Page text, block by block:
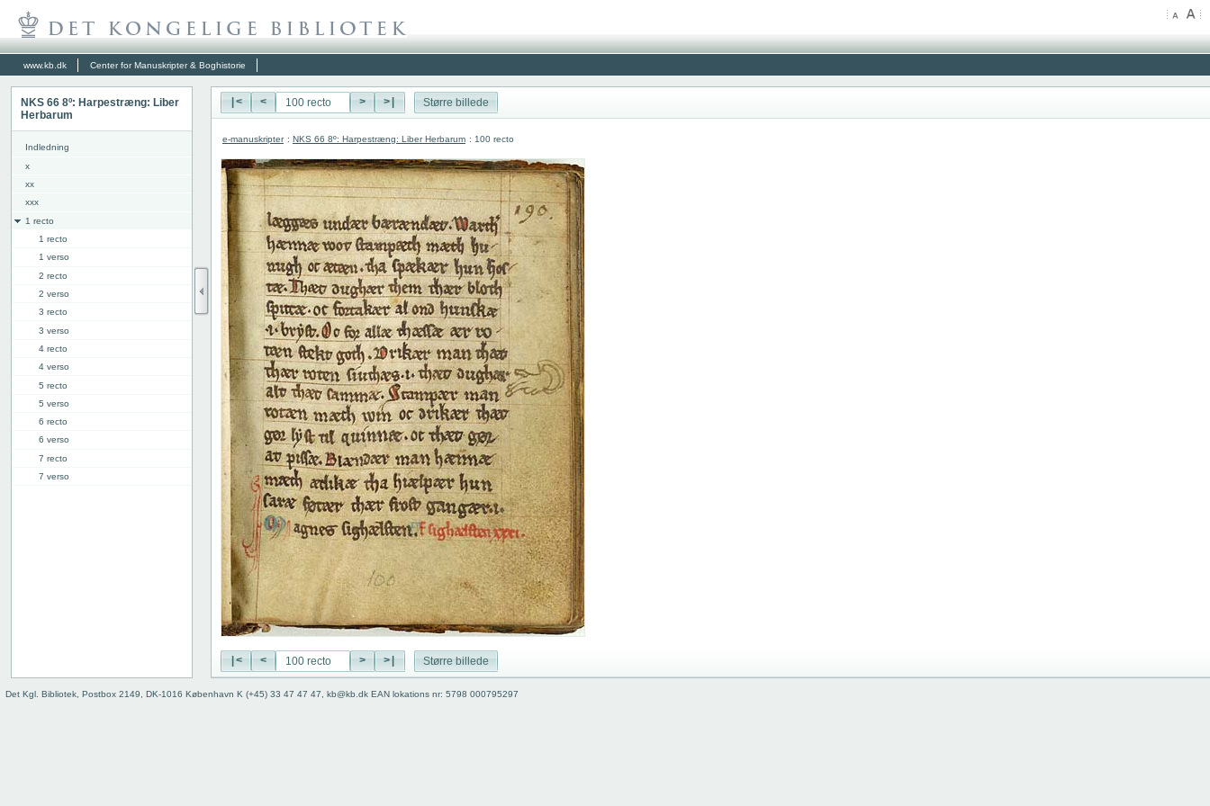
www.kb.dk Center for Manuskripter & Boghistorie
NKS 66 8º: Harpestræng: Liber
Herbarum
Indledning
x
xx
xxx
1 recto
1 recto
1 verso
2 recto
2 verso
3 recto
3 verso
4 recto
4 verso
5 recto
5 verso
6 recto
6 verso
7 recto
7 verso
13 recto
13 verso
|< < > >| Større billede
e-manuskripter : NKS 66 8º: Harpestræng: Liber Herbarum : 100 recto
|< < > >| Større billede
Det Kgl. Bibliotek, Postbox 2149, DK-1016 København K (+45) 33 47 47 47, kb@kb.dk EAN lokations nr: 5798 000795297